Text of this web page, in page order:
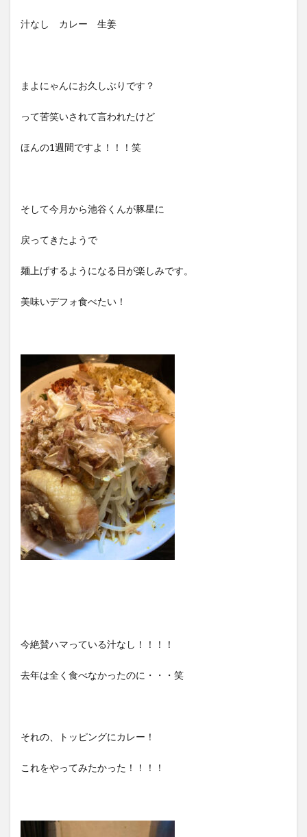
汁なし カレー 生姜
まよにゃんにお久しぶりです？
って苦笑いされて言われたけど
ほんの1週間ですよ！！！笑
そして今月から池谷くんが豚星に
戻ってきたようで
麺上げするようになる日が楽しみです。
美味いデフォ食べたい！
今絶賛ハマっている汁なし！！！！
去年は全く食べなかったのに・・・笑
それの、トッピングにカレー！
これをやってみたかった！！！！